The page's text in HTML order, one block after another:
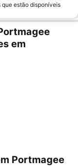
estão disponíveis
em
Portmagee